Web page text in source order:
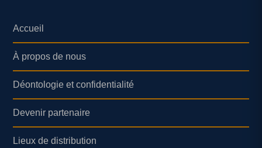
Accueil
À propos de nous
Déontologie et confidentialité
Devenir partenaire
Lieux de distribution